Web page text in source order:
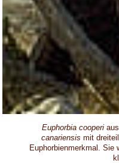
Euphorbia cooperiaus
canariensis mit
Euphorbienmerkmal. Sie